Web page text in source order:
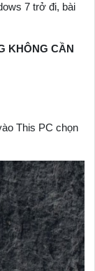
7 trở đi, bài
KHÔNG CẦN
This PC chọn